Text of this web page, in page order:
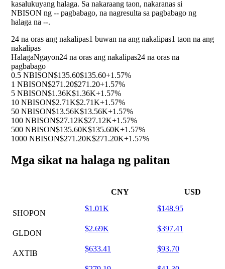
kasalukuyang halaga. Sa nakaraang taon, nakaranas si
NBISON ng -- pagbabago, na nagresulta sa pagbabago ng
halaga na --.
24 na oras ang nakalipas1 buwan na ang nakalipas1 taon na ang
nakalipas
HalagaNgayon24 na oras ang nakalipas24 na oras na
pagbabago
0.5 NBISON$135.60$135.60+1.57%
1 NBISON$271.20$271.20+1.57%
5 NBISON$1.36K$1.36K+1.57%
10 NBISON$2.71K$2.71K+1.57%
50 NBISON$13.56K$13.56K+1.57%
100 NBISON$27.12K$27.12K+1.57%
500 NBISON$135.60K$135.60K+1.57%
1000 NBISON$271.20K$271.20K+1.57%
Mga sikat na halaga ng palitan
CNY USD
SHOPON
$1.01K $148.95
GLDON
$2.69K $397.41
AXTIB
$633.41 $93.70